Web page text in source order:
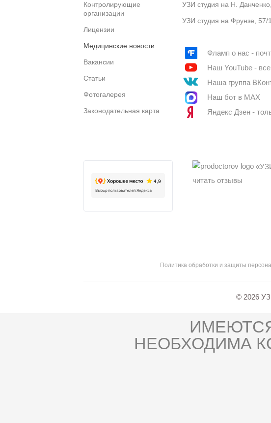
Контролирующие
организации
Лицензии
Медицинские новости
Вакансии
Статьи
Фотогалерея
Законодательная карта
УЗИ студия на Н.
УЗИ студия на Фрунзе, 57/1
Фламп о нас -
Наш YouTube -
Наша группа
Наш бот в MAX
Яндекс Дзен -
читать отзывы
Политика обработки и защиты
© 2026
НЕОБХОДИМА